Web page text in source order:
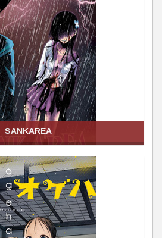
SANKAREA